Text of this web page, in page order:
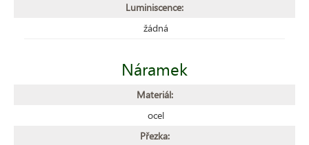
Luminiscence:
žádná
Náramek
Materiál:
ocel
Přezka: